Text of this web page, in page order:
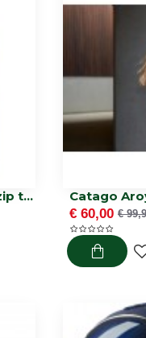
Equipage TEEN Joelle half-zip teddy jas
€ 60,00 €